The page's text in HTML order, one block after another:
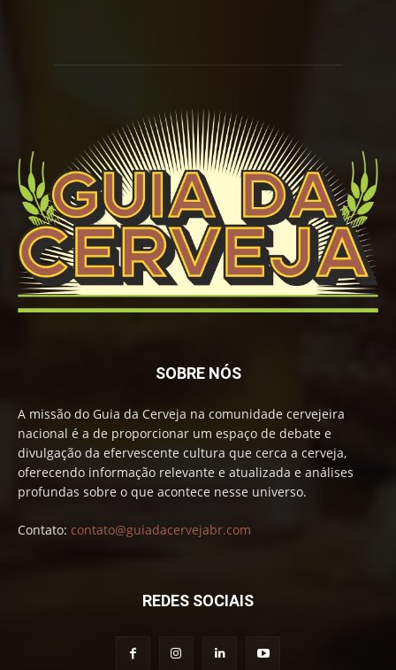
SOBRE NÓS
A missão do Guia da Cerveja na comunidade cervejeira
nacional é a de proporcionar um espaço de debate e
divulgação da efervescente cultura que cerca a cerveja,
oferecendo informação relevante e atualizada e análises
profundas sobre o que acontece nesse universo.
Contato: contato@guiadacervejabr.com
REDES SOCIAIS